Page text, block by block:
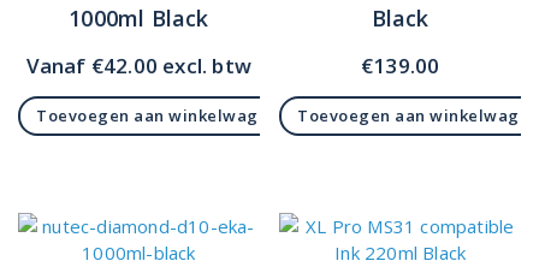
1000ml Black
Vanaf €42.00 excl. btw
Toevoegen aan winkelwagen
Black
€139.00
Toevoegen aan winkelwagen